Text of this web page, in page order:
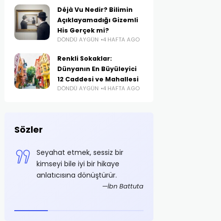
Déjà Vu Nedir? Bilimin
Açıklayamadığı Gizemli
His Gerçek mi?
DÖNDÜ AYGÜN 4 HAFTA AGO
Renkli Sokaklar:
Dünyanın En Büyüleyici
12 Caddesi ve Mahallesi
DÖNDÜ AYGÜN 4 HAFTA AGO
Sözler
Seyahat etmek, sessiz bir
kimseyi bile iyi bir hikaye
anlatıcısına dönüştürür.
İbn Battuta